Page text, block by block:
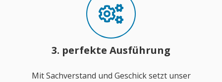
3. perfekte Ausführung
Mit Sachverstand und Geschick setzt unser